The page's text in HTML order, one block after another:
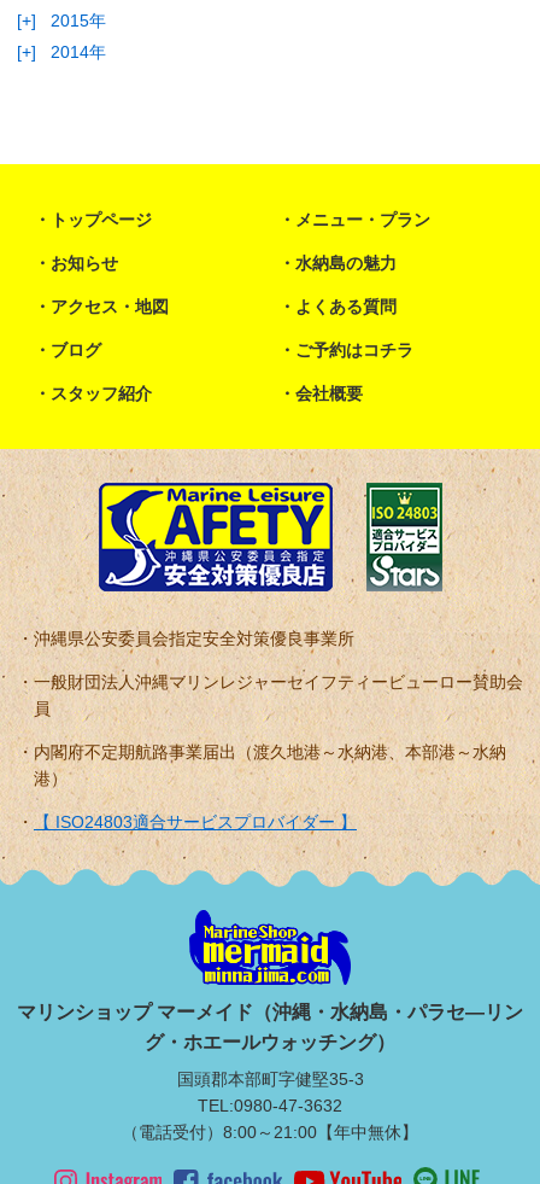
[+]
2015年
[+]
2014年
トップページ メニュー・プラン
お知らせ 水納島の魅力
アクセス・地図 よくある質問
ブログ ご予約はコチラ
スタッフ紹介 会社概要
沖縄県公安委員会指定安全対策優良事業所
一般財団法人沖縄マリンレジャーセイフティービューロー賛助会
員
内閣府不定期航路事業届出（渡久地港～水納港、本部港～水納
港）
【 ISO24803適合サービスプロバイダー 】
マリンショップ マーメイド（沖縄・水納島・パラセ―リン
グ・ホエールウォッチング）
国頭郡本部町字健堅35-3
TEL:0980-47-3632
（電話受付）8:00～21:00【年中無休】